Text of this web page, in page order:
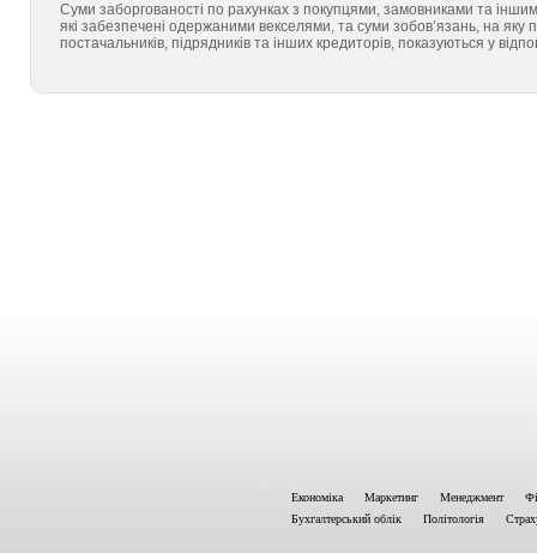
Суми заборгованості по рахунках з покупцями, замовниками та
які забезпечені одержаними векселями, та суми зобов’язань, на яку
постачальників, підрядників та інших кредиторів, показуються у
Економіка Маркетинг Менеджмент
Бухгалтерський облік
Політологія